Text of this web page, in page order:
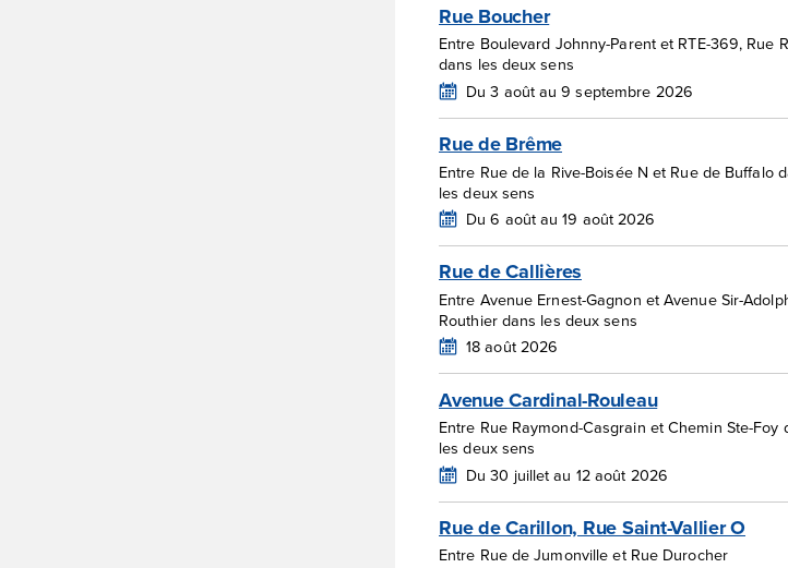
Rue Boucher
Entre Boulevard Johnny-Parent et RTE-369, Rue
dans les deux sens
Du 3 août au 9 septembre 2026
Rue de Brême
Entre Rue de la Rive-Boisée N et Rue de Buffalo
les deux sens
Du 6 août au 19 août 2026
Rue de Callières
Entre Avenue Ernest-Gagnon et Avenue Sir-
Routhier dans les deux sens
18 août 2026
Avenue Cardinal-Rouleau
Entre Rue Raymond-Casgrain et Chemin Ste-Foy
les deux sens
Du 30 juillet au 12 août 2026
Rue de Carillon, Rue Saint-Vallier O
Entre Rue de Jumonville et Rue Durocher